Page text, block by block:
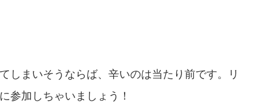
しまいそうならば、辛いのは当たり前です。リ
参加しちゃいましょう！